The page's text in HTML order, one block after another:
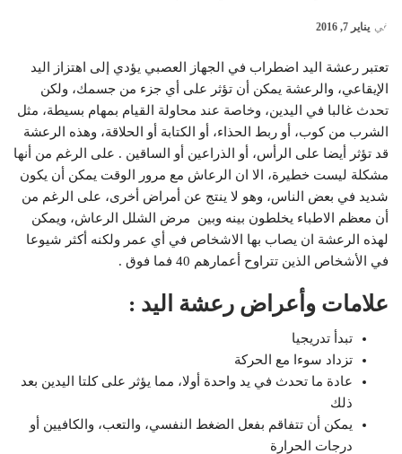
في يناير 7, 2016
تعتبر رعشة اليد اضطراب في الجهاز العصبي يؤدي إلى اهتزاز اليد
الإيقاعي، والرعشة يمكن أن تؤثر على أي جزء من جسمك، ولكن
تحدث غالبا في اليدين، وخاصة عند محاولة القيام بمهام بسيطة، مثل
الشرب من كوب، أو ربط الحذاء، أو الكتابة أو الحلاقة، وهذه الرعشة
قد تؤثر أيضا على الرأس، أو الذراعين أو الساقين . على الرغم من أنها
مشكلة ليست خطيرة، الا ان الرعاش مع مرور الوقت يمكن أن يكون
شديد في بعض الناس، وهو لا ينتج عن أمراض أخرى، على الرغم من
أن معظم الاطباء يخلطون بينه وبين مرض الشلل الرعاش، ويمكن
لهذه الرعشة ان يصاب بها الاشخاص في أي عمر ولكنه أكثر شيوعا
في الأشخاص الذين تتراوح أعمارهم 40 فما فوق .
علامات وأعراض رعشة اليد :
تبدأ تدريجيا
تزداد سوءا مع الحركة
عادة ما تحدث في يد واحدة أولا، مما يؤثر على كلتا اليدين بعد
ذلك
يمكن أن تتفاقم بفعل الضغط النفسي، والتعب، والكافيين أو
درجات الحرارة